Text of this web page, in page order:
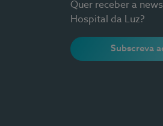
Quer receber a
Hospital da Luz?
Subscreva